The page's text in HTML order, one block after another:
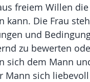
freiem Willen
kann. Die Frau
und
zu bewerten
sich dem Mann
Mann sich